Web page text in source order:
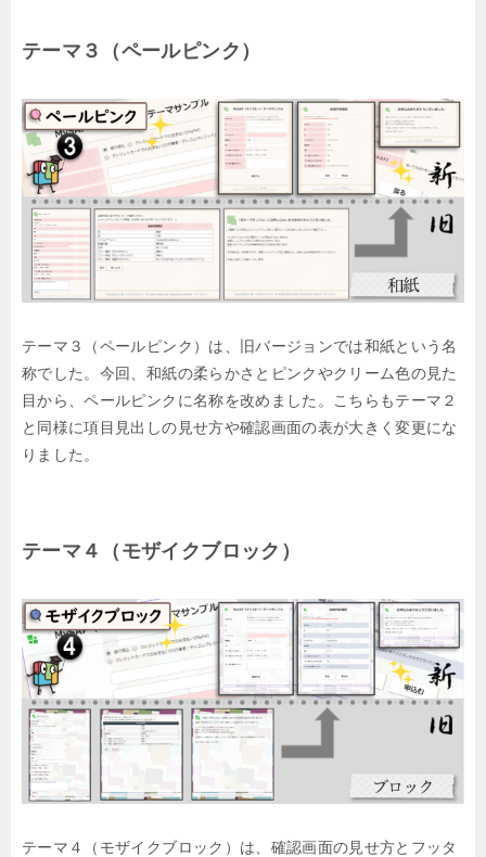
テーマ３（ペールピンク）
テーマ３（ペールピンク）は、旧バージョンでは和紙という名
称でした。今回、和紙の柔らかさとピンクやクリーム色の見た
目から、ペールピンクに名称を改めました。こちらもテーマ２
と同様に項目見出しの見せ方や確認画面の表が大きく変更にな
りました。
テーマ４（モザイクブロック）
テーマ４（モザイクブロック）は、確認画面の見せ方とフッタ